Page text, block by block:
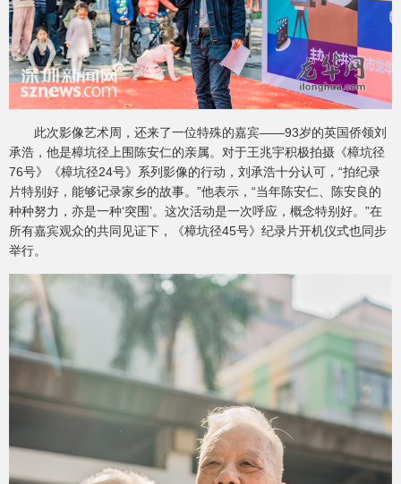
此次影像艺术周，还来了一位特殊的嘉宾——93岁的英国侨领刘
承浩，他是樟坑径上围陈安仁的亲属。对于王兆宇积极拍摄《樟坑径
76号》《樟坑径24号》系列影像的行动，刘承浩十分认可，“拍纪录
片特别好，能够记录家乡的故事。”他表示，“当年陈安仁、陈安良的
种种努力，亦是一种‘突围’。这次活动是一次呼应，概念特别好。”在
所有嘉宾观众的共同见证下，《樟坑径45号》纪录片开机仪式也同步
举行。